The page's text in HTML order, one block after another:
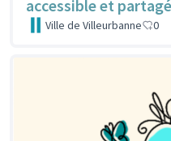
accessible et
Ville de Villeurbanne 0